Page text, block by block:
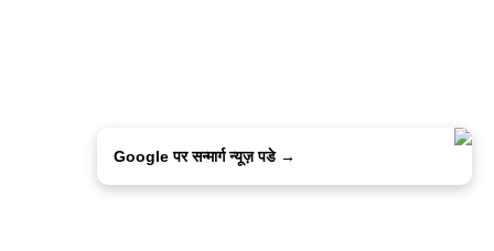
Google पर सन्मार्ग न्यूज़ पडे →